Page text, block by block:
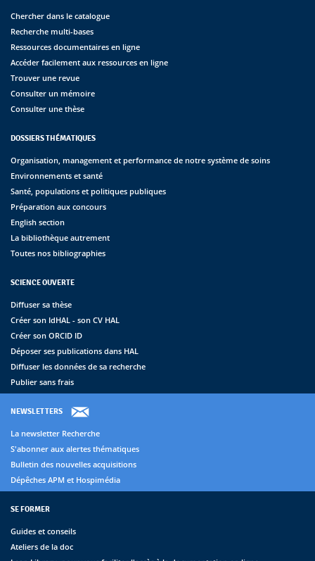
Chercher dans le catalogue
Recherche multi-bases
Ressources documentaires en ligne
Accéder facilement aux ressources en ligne
Trouver une revue
Consulter un mémoire
Consulter une thèse
DOSSIERS THÉMATIQUES
Organisation, management et performance de notre système de soins
Environnements et santé
Santé, populations et politiques publiques
Préparation aux concours
English section
La bibliothèque autrement
Toutes nos bibliographies
SCIENCE OUVERTE
Diffuser sa thèse
Créer son IdHAL - son CV HAL
Créer son ORCID ID
Déposer ses publications dans HAL
Diffuser les données de sa recherche
Publier sans frais
NEWSLETTERS
La newsletter Recherche
S'abonner aux alertes thématiques
Bulletin des nouvelles acquisitions
Dépêches APM et Hospimédia
SE FORMER
Guides et conseils
Ateliers de la doc